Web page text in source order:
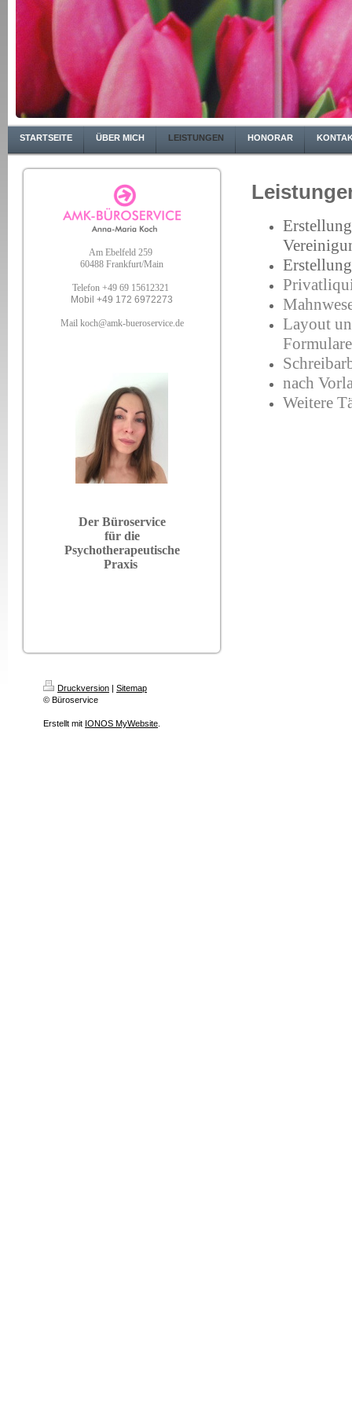
STARTSEITE ÜBER MICH LEISTUNGEN HONORAR
Am Ebelfeld 259
60488 Frankfurt/Main
Telefon +49 69 15612321
Mobil +49 172 6972273
Mail koch@amk-bueroservice.de
Der Büroservice
für die
Psychotherapeutische
Praxis
Layout
nach
Weitere
Druckversion | Sitemap
© Büroservice
Erstellt mit IONOS MyWebsite